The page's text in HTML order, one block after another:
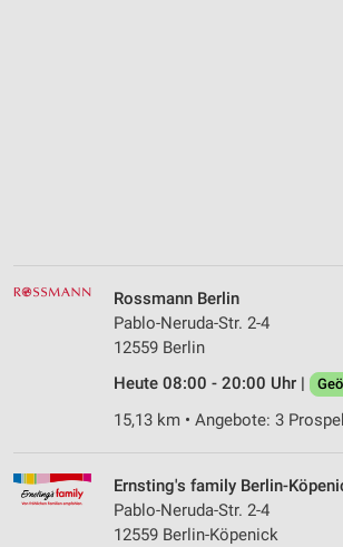
Rossmann Berlin
Pablo-Neruda-Str. 2-4
12559 Berlin
Heute 08:00 - 20:00 Uhr |
15,13 km • Angebote: 3
Ernsting's family Berlin-
Pablo-Neruda-Str. 2-4
12559 Berlin-Köpenick